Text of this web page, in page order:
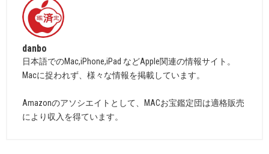
danbo
日本語でのMac,iPhone,iPad などApple関連の情報サイト。
Macに捉われず、様々な情報を掲載しています。
Amazonのアソシエイトとして、MACお宝鑑定団は適格販売
により収入を得ています。